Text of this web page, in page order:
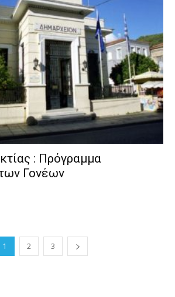
: Πρόγραμμα
Γονέων
1 2 3